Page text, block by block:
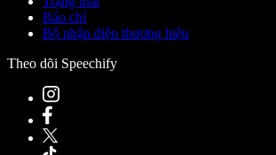
Báo chí
Bộ nhận diện thương hiệu
Theo dõi Speechify